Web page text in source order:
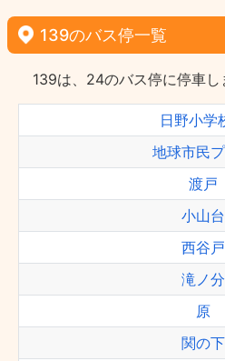
139のバス停一覧
139は、24のバス停に停車し
日野小学
地球市民
渡戸
小山台
西谷戸
滝ノ分
原
関の下